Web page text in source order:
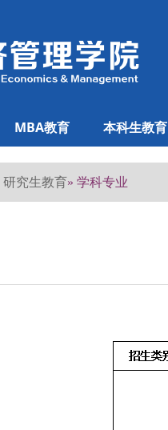
MBA教育 本科生教育
研究生教育» 学科专业